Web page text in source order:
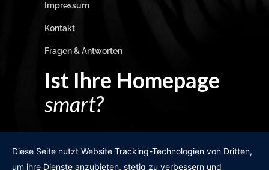
Impressum
Kontakt
Fragen & Antworten
Ist Ihre Homepage
smart?
Diese Seite nutzt Website Tracking-Technologien von Dritten,
um ihre Dienste anzubieten, stetig zu verbessern und